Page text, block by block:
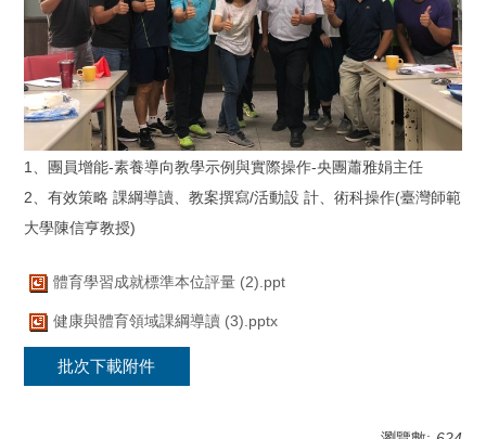
1、團員增能-素養導向教學示例與實際操作-央團蕭雅娟主任
2、有效策略 課綱導讀、教案撰寫/活動設 計、術科操作(臺灣師範
大學陳信亨教授)
體育學習成就標準本位評量 (2).ppt
健康與體育領域課綱導讀 (3).pptx
批次下載附件